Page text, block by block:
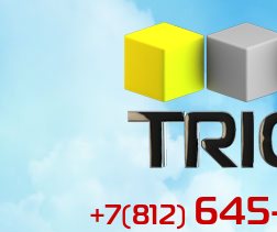
+7(812)